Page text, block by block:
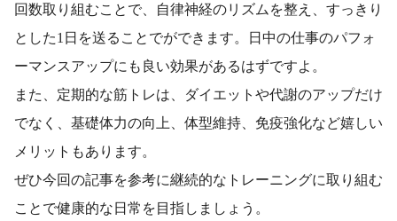
回数取り組むことで、自律神経のリズムを整え、すっきり
とした1日を送ることでができます。日中の仕事のパフォ
ーマンスアップにも良い効果があるはずですよ。
また、定期的な筋トレは、ダイエットや代謝のアップだけ
でなく、基礎体力の向上、体型維持、免疫強化など嬉しい
メリットもあります。
ぜひ今回の記事を参考に継続的なトレーニングに取り組む
ことで健康的な日常を目指しましょう。